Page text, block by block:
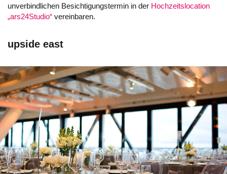
unverbindlichen Besichtigungstermin in der Hochzeitslocation
„ars24Studio“ vereinbaren.
upside east